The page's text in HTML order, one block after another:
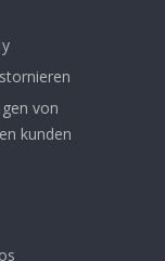
von
kunden